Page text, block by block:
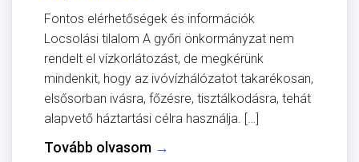
Fontos elérhetőségek és információk
Locsolási tilalom A győri önkormányzat nem
rendelt el vízkorlátozást, de megkérünk
mindenkit, hogy az ivóvízhálózatot takarékosan,
elsősorban ivásra, főzésre, tisztálkodásra, tehát
alapvető háztartási célra használja. […]
Tovább olvasom →